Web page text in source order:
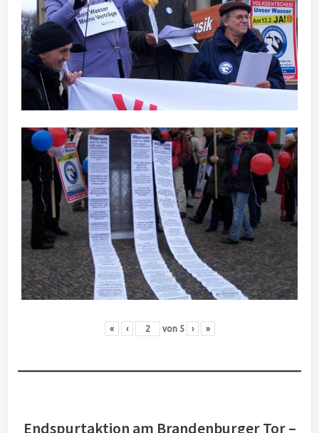
« ‹ von 5 › »
Endspurtaktion am Brandenburger Tor –